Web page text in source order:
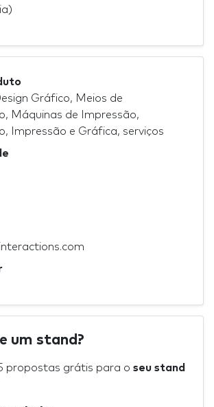
Gráfico, Meios de
Máquinas de Impressão,
Impressão e Gráfica, serviços
um stand?
propostas grátis para o seu stand